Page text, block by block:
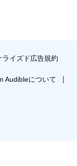
ライズド広告規約
Audibleについて